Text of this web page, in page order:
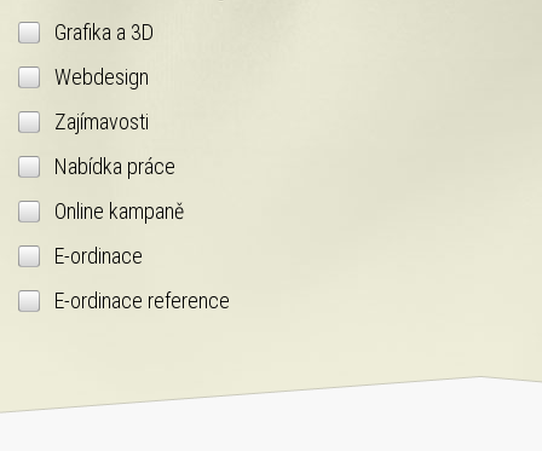
Grafika a 3D
Webdesign
Zajímavosti
Nabídka práce
Online kampaně
E-ordinace
E-ordinace reference